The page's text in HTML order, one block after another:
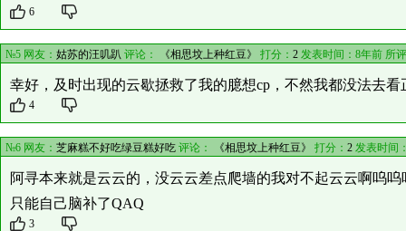
6
№5 网友： 姑苏的汪叽趴 评论： 《相思坟上种红豆》 打分： 2 发表时间：8年前 所
幸好，及时出现的云歇拯救了我的臆想cp，不然我都没法去看
4
№6 网友： 芝麻糕不好吃绿豆糕好吃 评论： 《相思坟上种红豆》 打分： 2 发表时间
阿寻本来就是云云的，没云云差点爬墙的我对不起云云啊呜呜
只能自己脑补了QAQ
3